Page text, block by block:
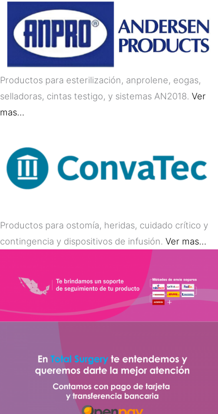
Productos para esterilización, anprolene, eogas,
selladoras, cintas testigo, y sistemas AN2018. Ver
mas…
Productos para ostomía, heridas, cuidado crítico y
contingencia y dispositivos de infusión. Ver mas…